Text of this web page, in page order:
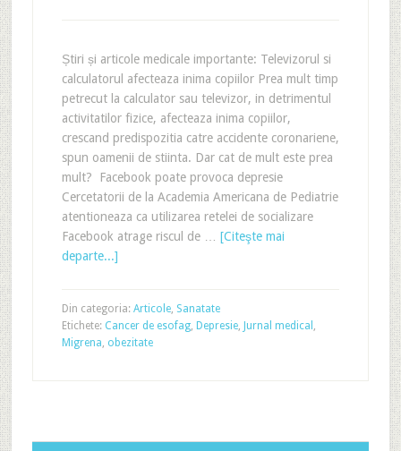
Știri și articole medicale importante: Televizorul si
calculatorul afecteaza inima copiilor Prea mult timp
petrecut la calculator sau televizor, in detrimentul
activitatilor fizice, afecteaza inima copiilor,
crescand predispozitia catre accidente coronariene,
spun oamenii de stiinta. Dar cat de mult este prea
mult? Facebook poate provoca depresie
Cercetatorii de la Academia Americana de Pediatrie
atentioneaza ca utilizarea retelei de socializare
Facebook atrage riscul de … [Citeşte mai
departe...]
Din categoria: Articole, Sanatate
Etichete: Cancer de esofag, Depresie, Jurnal medical ,
Migrena, obezitate